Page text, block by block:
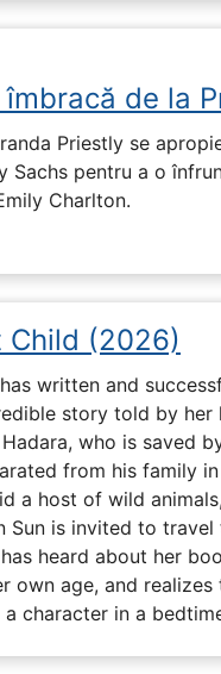
îmbracă de la
Priestly se
Sachs pentru a o
Charlton.
Child (2026)
written and
story told by
who is saved
from his family
a host of wild
Sun is invited to
heard about her
own age, and
character in a